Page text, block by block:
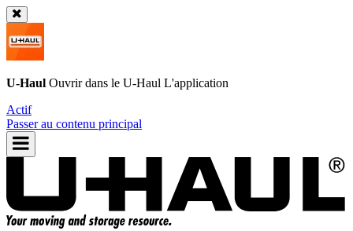
U-Haul Ouvrir dans le U-Haul L'application
Actif
Passer au contenu principal